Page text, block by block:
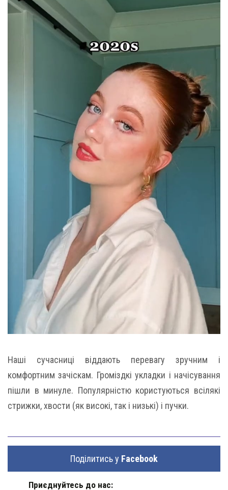
Наші сучасниці віддають перевагу зручним і
комфортним зачіскам. Громіздкі укладки і начісування
пішли в минуле. Популярністю користуються всілякі
стрижки, хвости (як високі, так і низькі) і пучки.
Поділитись у Facebook
Приєднуйтесь до нас: